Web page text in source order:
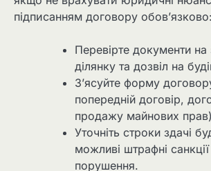
підписанням договору обов’язково:
Перевірте документи
ділянку та дозвіл на
З’ясуйте форму
попередній договір,
продажу майнових
Уточніть строки здачі
можливі штрафні санкції
порушення.